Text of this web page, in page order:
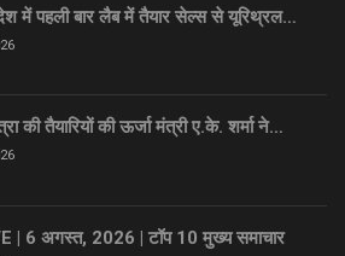
में पहली बार लैब में तैयार सेल्स से यूरिथ्रल…
की तैयारियों की ऊर्जा मंत्री ए.के. शर्मा ने…
| 6 अगस्त, 2026 | टॉप 10 मुख्य समाचार